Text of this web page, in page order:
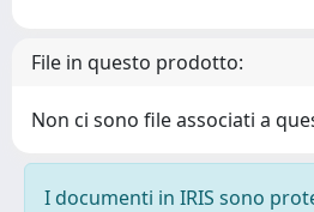
File in questo prodotto:
Non ci sono file associati a
I documenti in IRIS sono